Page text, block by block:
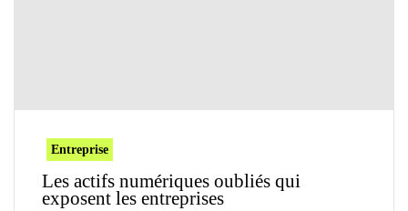
Entreprise
Les actifs numériques oubliés qui
exposent les entreprises